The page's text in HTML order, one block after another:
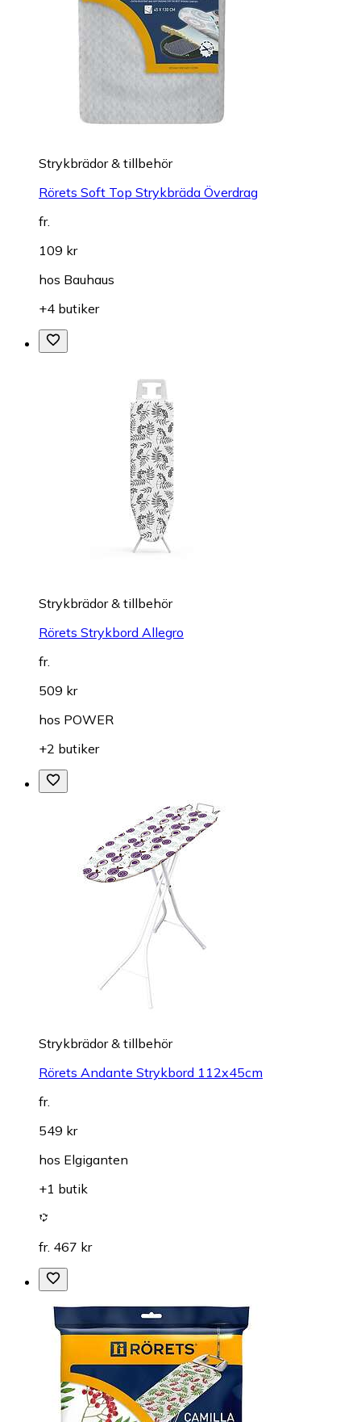
Strykbrädor & tillbehör
Rörets Soft Top Strykbräda Överdrag
fr.
109 kr
hos Bauhaus
+4 butiker
Strykbrädor & tillbehör
Rörets Strykbord Allegro
fr.
509 kr
hos POWER
+2 butiker
Strykbrädor & tillbehör
Rörets Andante Strykbord 112x45cm
fr.
549 kr
hos Elgiganten
+1 butik
fr. 467 kr